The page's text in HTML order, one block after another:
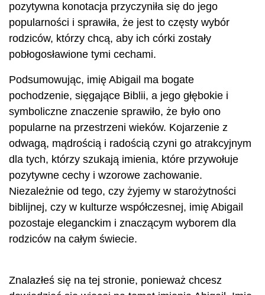
pozytywna konotacja przyczyniła się do jego
popularności i sprawiła, że ​​jest to częsty wybór
rodziców, którzy chcą, aby ich córki zostały
pobłogosławione tymi cechami.
Podsumowując, imię Abigail ma bogate
pochodzenie, sięgające Biblii, a jego głębokie i
symboliczne znaczenie sprawiło, że było ono
popularne na przestrzeni wieków. Kojarzenie z
odwagą, mądrością i radością czyni go atrakcyjnym
dla tych, którzy szukają imienia, które przywołuje
pozytywne cechy i wzorowe zachowanie.
Niezależnie od tego, czy żyjemy w starożytności
biblijnej, czy w kulturze współczesnej, imię Abigail
pozostaje eleganckim i znaczącym wyborem dla
rodziców na całym świecie.
Znalazłeś się na tej stronie, ponieważ chcesz